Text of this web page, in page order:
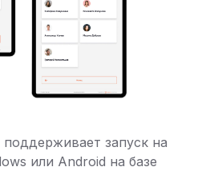
запуск на
или Android на базе